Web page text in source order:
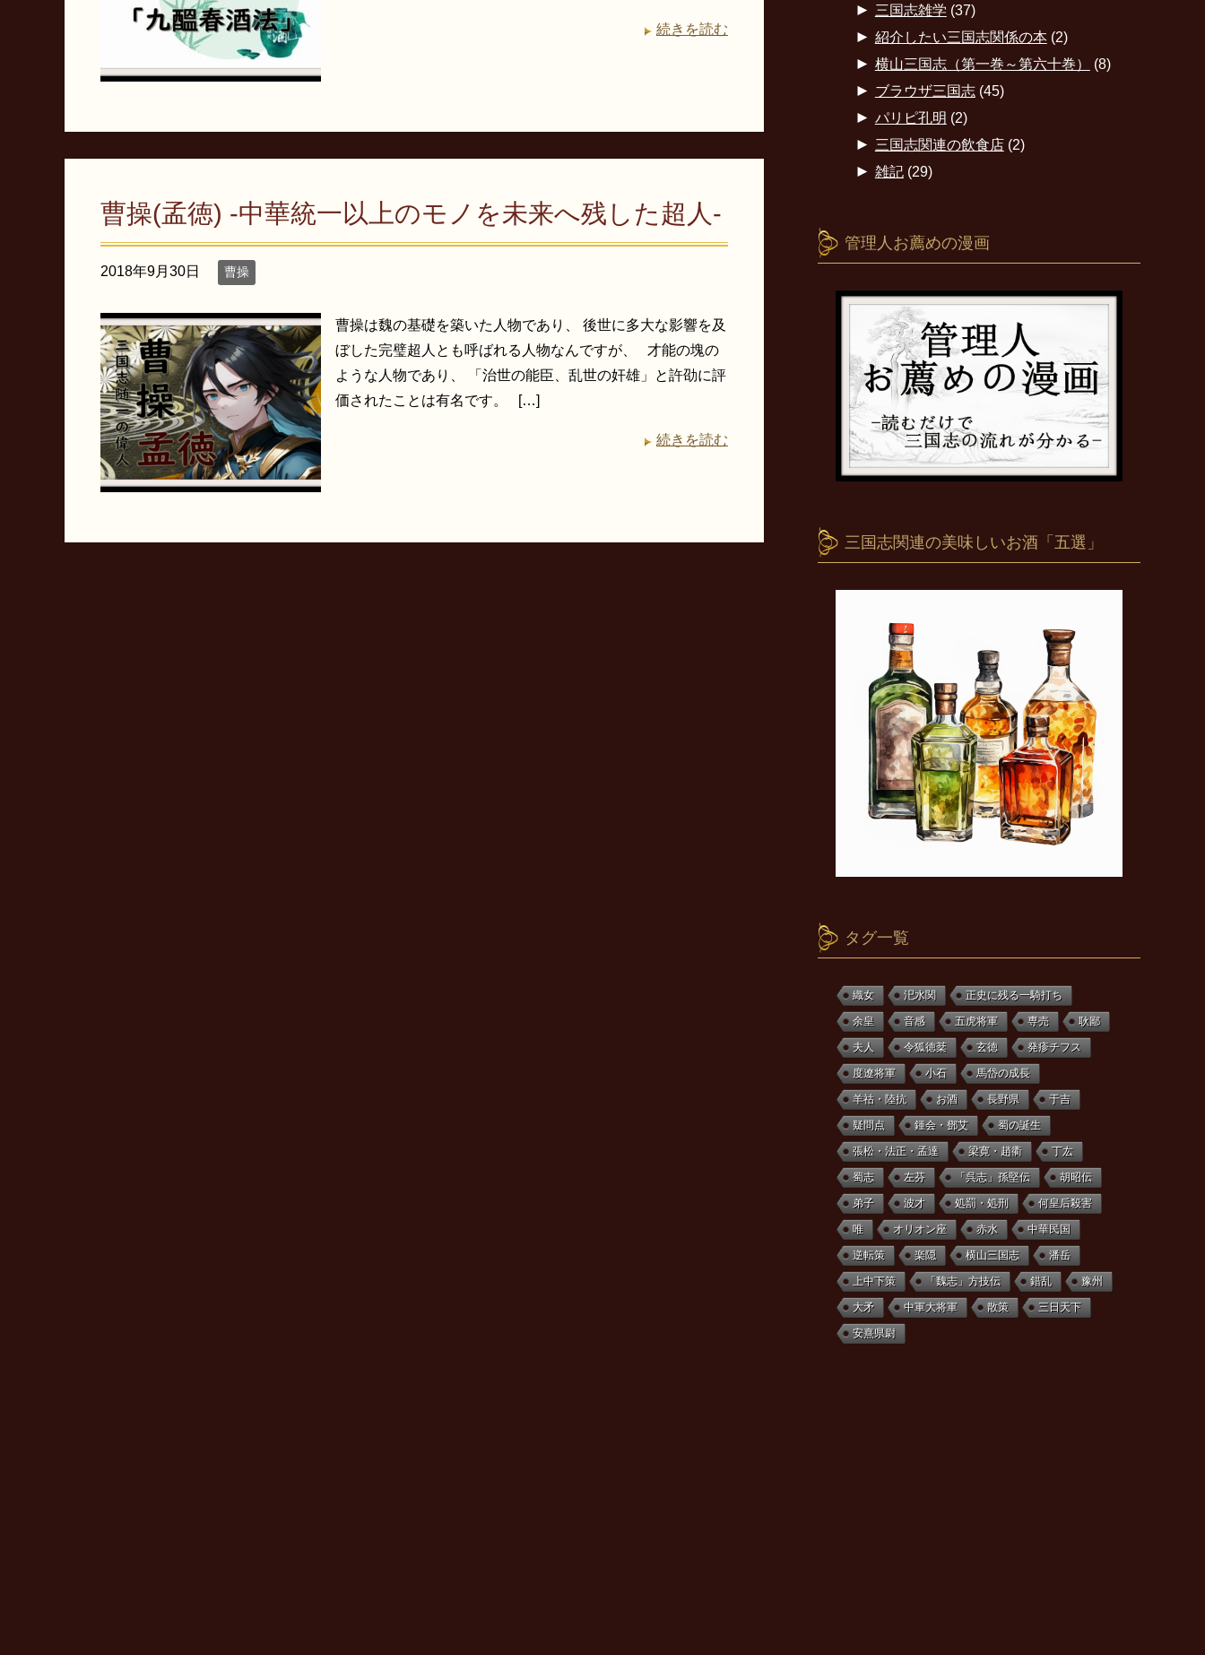
続きを読む
曹操(孟徳) -中華統一以上のモノを未来へ残した超人-
2018年9月30日 曹操
曹操は魏の基礎を築いた人物であり、 後世に多大な影響を及
ぼした完璧超人とも呼ばれる人物なんですが、 才能の塊の
ような人物であり、 「治世の能臣、乱世の奸雄」と許劭に評
価されたことは有名です。 […]
続きを読む
► 三国志雑学 (37)
► 紹介したい三国志関係の本(2)
► 横山三国志（第一巻～第六十巻） (8)
► ブラウザ三国志(45)
► パリピ孔明 (2)
► 三国志関連の飲食店(2)
► 雑記(29)
管理人お薦めの漫画
三国志関連の美味しいお酒「五選」
タグ一覧
織女 汜水関 正史に残る一騎打ち
余皇 音感 五虎将軍 専売 耿鄙
夫人 令狐徳棻 玄徳 発疹チフス
度遼将軍 小石 馬岱の成長
羊祜・陸抗 お酒 長野県 于吉
疑問点 鍾会・鄧艾 蜀の誕生
張松・法正・孟達 梁寛・趙衢 丁厷
蜀志 左芬 「呉志」孫堅伝 胡昭伝
弟子 波才 処罰・処刑 何皇后殺害
唯 オリオン座 赤水 中華民国
逆転策 楽隠 横山三国志 潘岳
上中下策 「魏志」方技伝 錯乱 豫州
大矛 中軍大将軍 散策 三日天下
安熹県尉